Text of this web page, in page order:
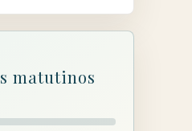
matutinos